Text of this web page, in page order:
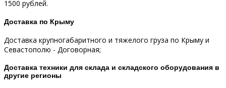
1500 рублей.
Доставка по Крыму
Доставка крупногабаритного и тяжелого груза по Крыму и
Севастополю - Договорная;
Доставка техники для склада и складского оборудования в
другие регионы